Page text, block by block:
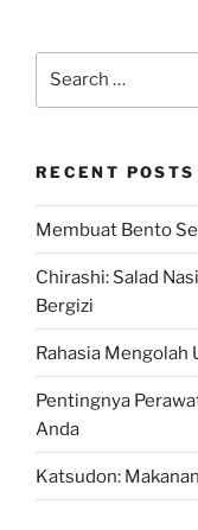
RECENT POSTS
Membuat Bento
Chirashi: Salad
Bergizi
Rahasia Mengolah
Pentingnya
Anda
Katsudon: